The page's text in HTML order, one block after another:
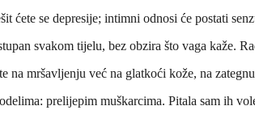
ćete se depresije; intimni odnosi će postati
svakom tijelu, bez obzira što vaga kaže.
na mršavljenju već na glatkoći kože, na
prelijepim muškarcima. Pitala sam ih